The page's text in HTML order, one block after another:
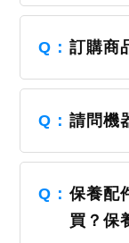
Q： 訂購商
Q： 請問機
Q： 保養配
買？保